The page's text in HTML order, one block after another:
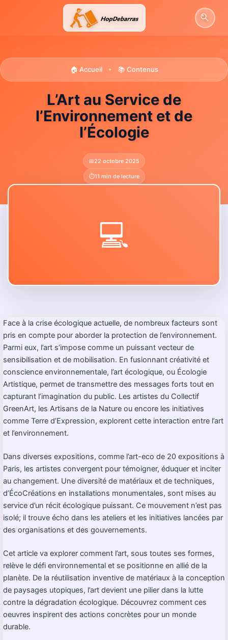
🏠 Accueil • 📚 Contenus
L’Art au Service de
l’Environnement et de
l’Écologie
📅22 octobre 2025
⏱️11 min de lecture
💻
Face à la crise écologique actuelle, de nombreux facteurs sont
pris en compte pour aborder la protection de l’environnement.
Parmi eux, l’art s’impose comme un puissant vecteur de
sensibilisation et de mobilisation. En fusionnant créativité et
conscience environnementale, l’art écologique, ou Écologie
Artistique, permet de transmettre des messages forts tout en
capturant l’imagination du public. Les artistes du Collectif
GreenArt, les Artisans de la Nature ou encore les initiatives
comme Terre d’Expression, explorent cette interaction entre l’art
et l’environnement.
Dans diverses expositions, comme l’art-eco de 20 expositions à
Paris, les artistes convergent pour témoigner, éduquer et inciter
au changement. Une diversité de matériaux et de techniques,
d’ÉcoCréations en installations monumentales, sont mises au
service d’un récit écologique puissant. Ce mouvement n’est pas
isolé; il trouve écho dans les ateliers et les initiatives lancées par
des organisations et des gouvernements.
Cet article va explorer comment l’art, sous toutes ses formes,
relève le défi environnemental et se positionne en allié de la
planète. De la réutilisation inventive de matériaux à la conception
de paysages utopiques, l’art devient une pilier dans la lutte
contre la dégradation écologique. Découvrez comment ces
oeuvres inspirent des actions concrètes pour un monde
durable.